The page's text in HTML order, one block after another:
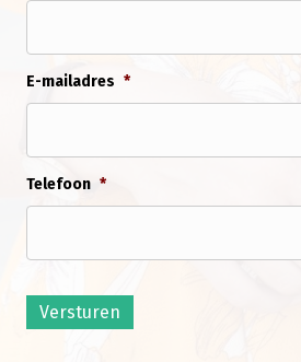
E-mailadres *
Telefoon *
Versturen